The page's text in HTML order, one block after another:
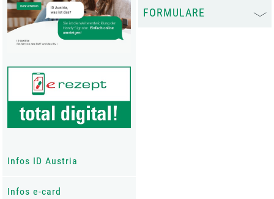
Infos ID Austria
Infos e-card
FORMULARE